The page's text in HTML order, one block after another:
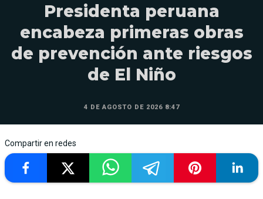
Presidenta peruana
encabeza primeras obras
de prevención ante riesgos
de El Niño
4 DE AGOSTO DE 2026 8:47
Compartir en redes